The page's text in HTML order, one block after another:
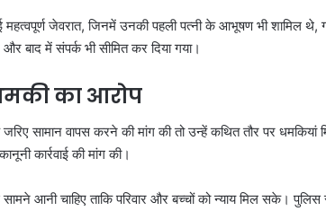
जेवरात, जिनमें उनकी पहली पत्नी के आभूषण भी शामिल थे,
बाद में संपर्क भी सीमित कर दिया गया।
का आरोप
सामान वापस करने की मांग की तो उन्हें कथित तौर पर
कार्रवाई की मांग की।
आनी चाहिए ताकि परिवार और बच्चों को न्याय मिल सके। पुलिस